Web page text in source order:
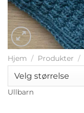
Hjem / Produkter /
Ullbarn